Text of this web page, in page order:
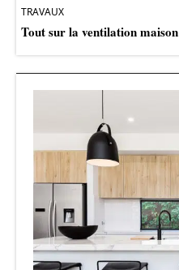
TRAVAUX
Tout sur la ventilation maison